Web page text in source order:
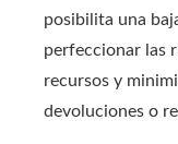
posibilita una
perfeccionar las
recursos y
devoluciones o